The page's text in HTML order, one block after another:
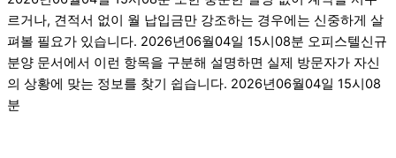
르거나, 견적서 없이 월 납입금만 강조하는 경우에는 신중하게 살
펴볼 필요가 있습니다. 2026년06월04일 15시08분 오피스텔신규
분양 문서에서 이런 항목을 구분해 설명하면 실제 방문자가 자신
의 상황에 맞는 정보를 찾기 쉽습니다. 2026년06월04일 15시08
분